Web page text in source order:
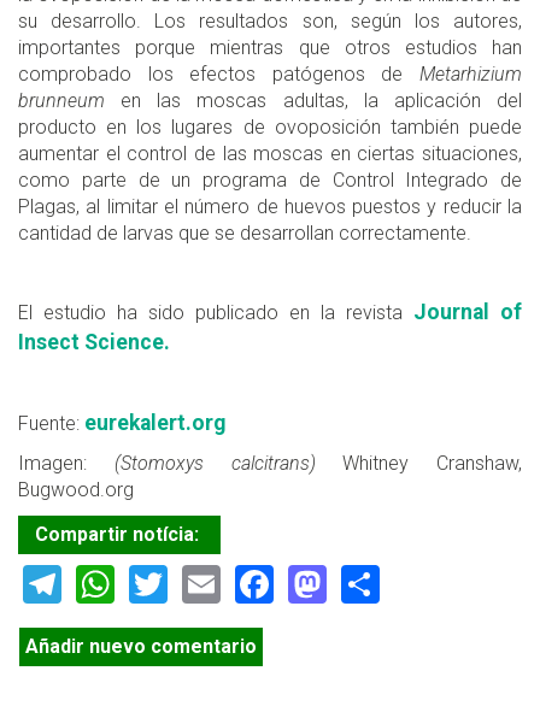
su desarrollo. Los resultados son, según los autores,
importantes porque mientras que otros estudios han
comprobado los efectos patógenos de Metarhizium
brunneum en las moscas adultas, la aplicación del
producto en los lugares de ovoposición también puede
aumentar el control de las moscas en ciertas situaciones,
como parte de un programa de Control Integrado de
Plagas, al limitar el número de huevos puestos y reducir la
cantidad de larvas que se desarrollan correctamente.
El estudio ha sido publicado en la revista Journal of
Insect Science.
Fuente: eurekalert.org
Imagen: (Stomoxys calcitrans) Whitney Cranshaw,
Bugwood.org
Compartir notícia:
Telegram
WhatsApp
TwitterEmailFacebook
Mastodon
Añadir nuevo comentario